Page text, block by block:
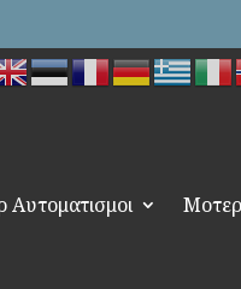
Αυτοματισμοι